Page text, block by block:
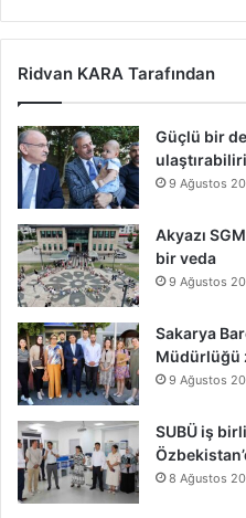
Ridvan KARA Tarafından
Güçlü bir
9 Ağustos
Akyazı
bir veda
9 Ağustos
Sakarya
Müdürlüğü
9 Ağustos
SUBÜ iş
8 Ağustos